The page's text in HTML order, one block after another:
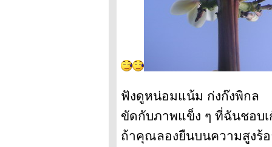
ฟังดูหน่อมแน้ม ก่งก๊งพิกล
ขัดกับภาพแข็ง ๆ ที่ฉันชอบเ
ถ้าคุณลองยืนบนความสูงร้